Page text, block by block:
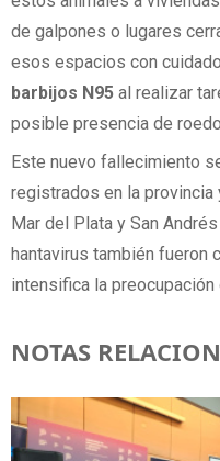
de galpones o lugares
esos espacios con
barbijos N95 al realizar
posible presencia de
Este nuevo fallecimiento
registrados en la
Mar del Plata y San
hantavirus también fueron
intensifica la
NOTAS